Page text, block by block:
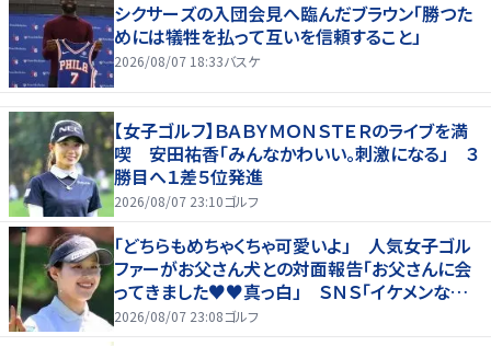
シクサーズの入団会見へ臨んだブラウン「勝つた
めには犠牲を払って互いを信頼すること」
2026/08/07 18:33バスケ
【女子ゴルフ】ＢＡＢＹＭＯＮＳＴＥＲのライブを満
喫 安田祐香「みんなかわいい。刺激になる」 ３
勝目へ１差５位発進
2026/08/07 23:10ゴルフ
「どちらもめちゃくちゃ可愛いよ」 人気女子ゴル
ファーがお父さん犬との対面報告「お父さんに会
ってきました♥♥真っ白」 ＳＮＳ「イケメンなお
父さん」「白戸家入りするんですか？」
2026/08/07 23:08ゴルフ